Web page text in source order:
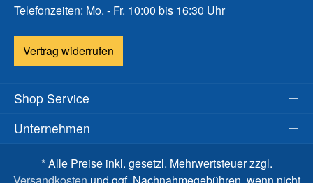
Telefonzeiten: Mo. - Fr. 10:00 bis 16:30 Uhr
Vertrag widerrufen
Shop Service
Unternehmen
* Alle Preise inkl. gesetzl. Mehrwertsteuer zzgl.